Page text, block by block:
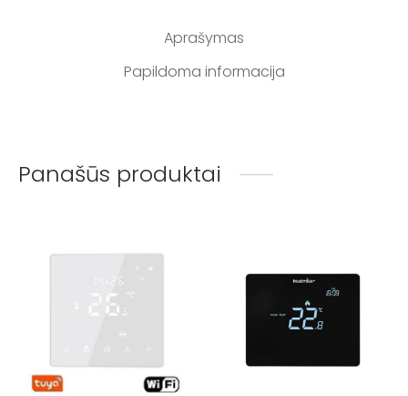
Aprašymas
Papildoma informacija
Panašūs produktai